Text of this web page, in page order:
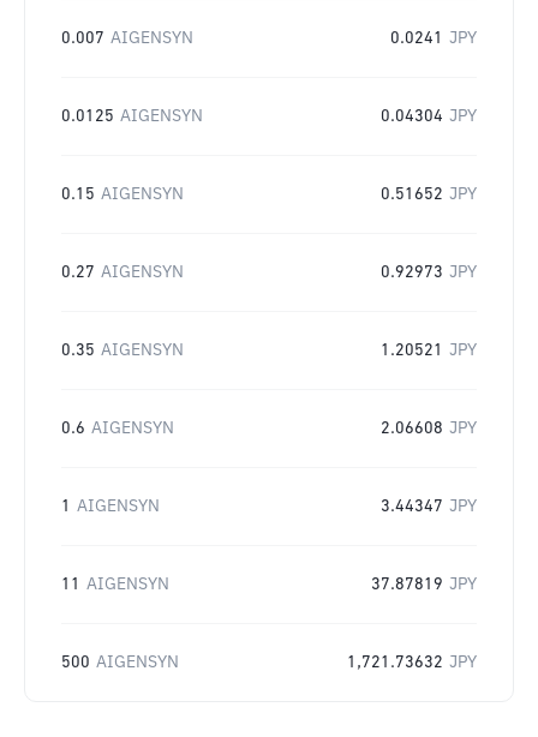
0.007 AIGENSYN 0.0241 JPY
0.0125 AIGENSYN 0.04304 JPY
0.15 AIGENSYN 0.51652 JPY
0.27 AIGENSYN 0.92973 JPY
0.35 AIGENSYN 1.20521 JPY
0.6 AIGENSYN 2.06608 JPY
1 AIGENSYN 3.44347 JPY
11 AIGENSYN 37.87819 JPY
500 AIGENSYN 1,721.73632 JPY